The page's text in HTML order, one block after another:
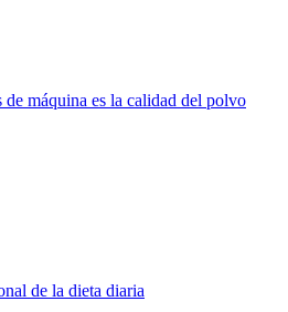
de máquina es la calidad del polvo
de la dieta diaria